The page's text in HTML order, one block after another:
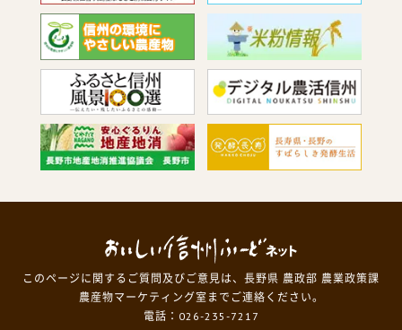
このページに関するご質問及びご意見は、長野県 農政部 農業政策課
農産物マーケティング室までご連絡ください。
電話：026-235-7217